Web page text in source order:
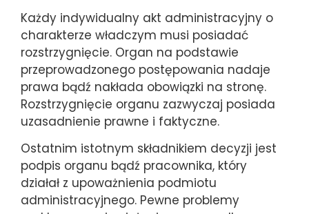
Każdy indywidualny akt administracyjny o
charakterze władczym musi posiadać
rozstrzygnięcie. Organ na podstawie
przeprowadzonego postępowania nadaje
prawa bądź nakłada obowiązki na stronę.
Rozstrzygnięcie organu zazwyczaj posiada
uzasadnienie prawne i faktyczne.
Ostatnim istotnym składnikiem decyzji jest
podpis organu bądź pracownika, który
działał z upoważnienia podmiotu
administracyjnego. Pewne problemy